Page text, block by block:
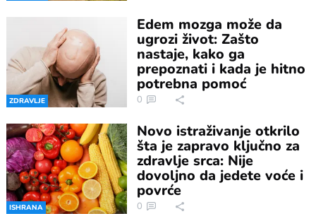
ZDRAVLJE
Edem mozga može da
ugrozi život: Zašto
nastaje, kako ga
prepoznati i kada je hitno
potrebna pomoć
0
ISHRANA
Novo istraživanje otkrilo
šta je zapravo ključno za
zdravlje srca: Nije
dovoljno da jedete voće i
povrće
0